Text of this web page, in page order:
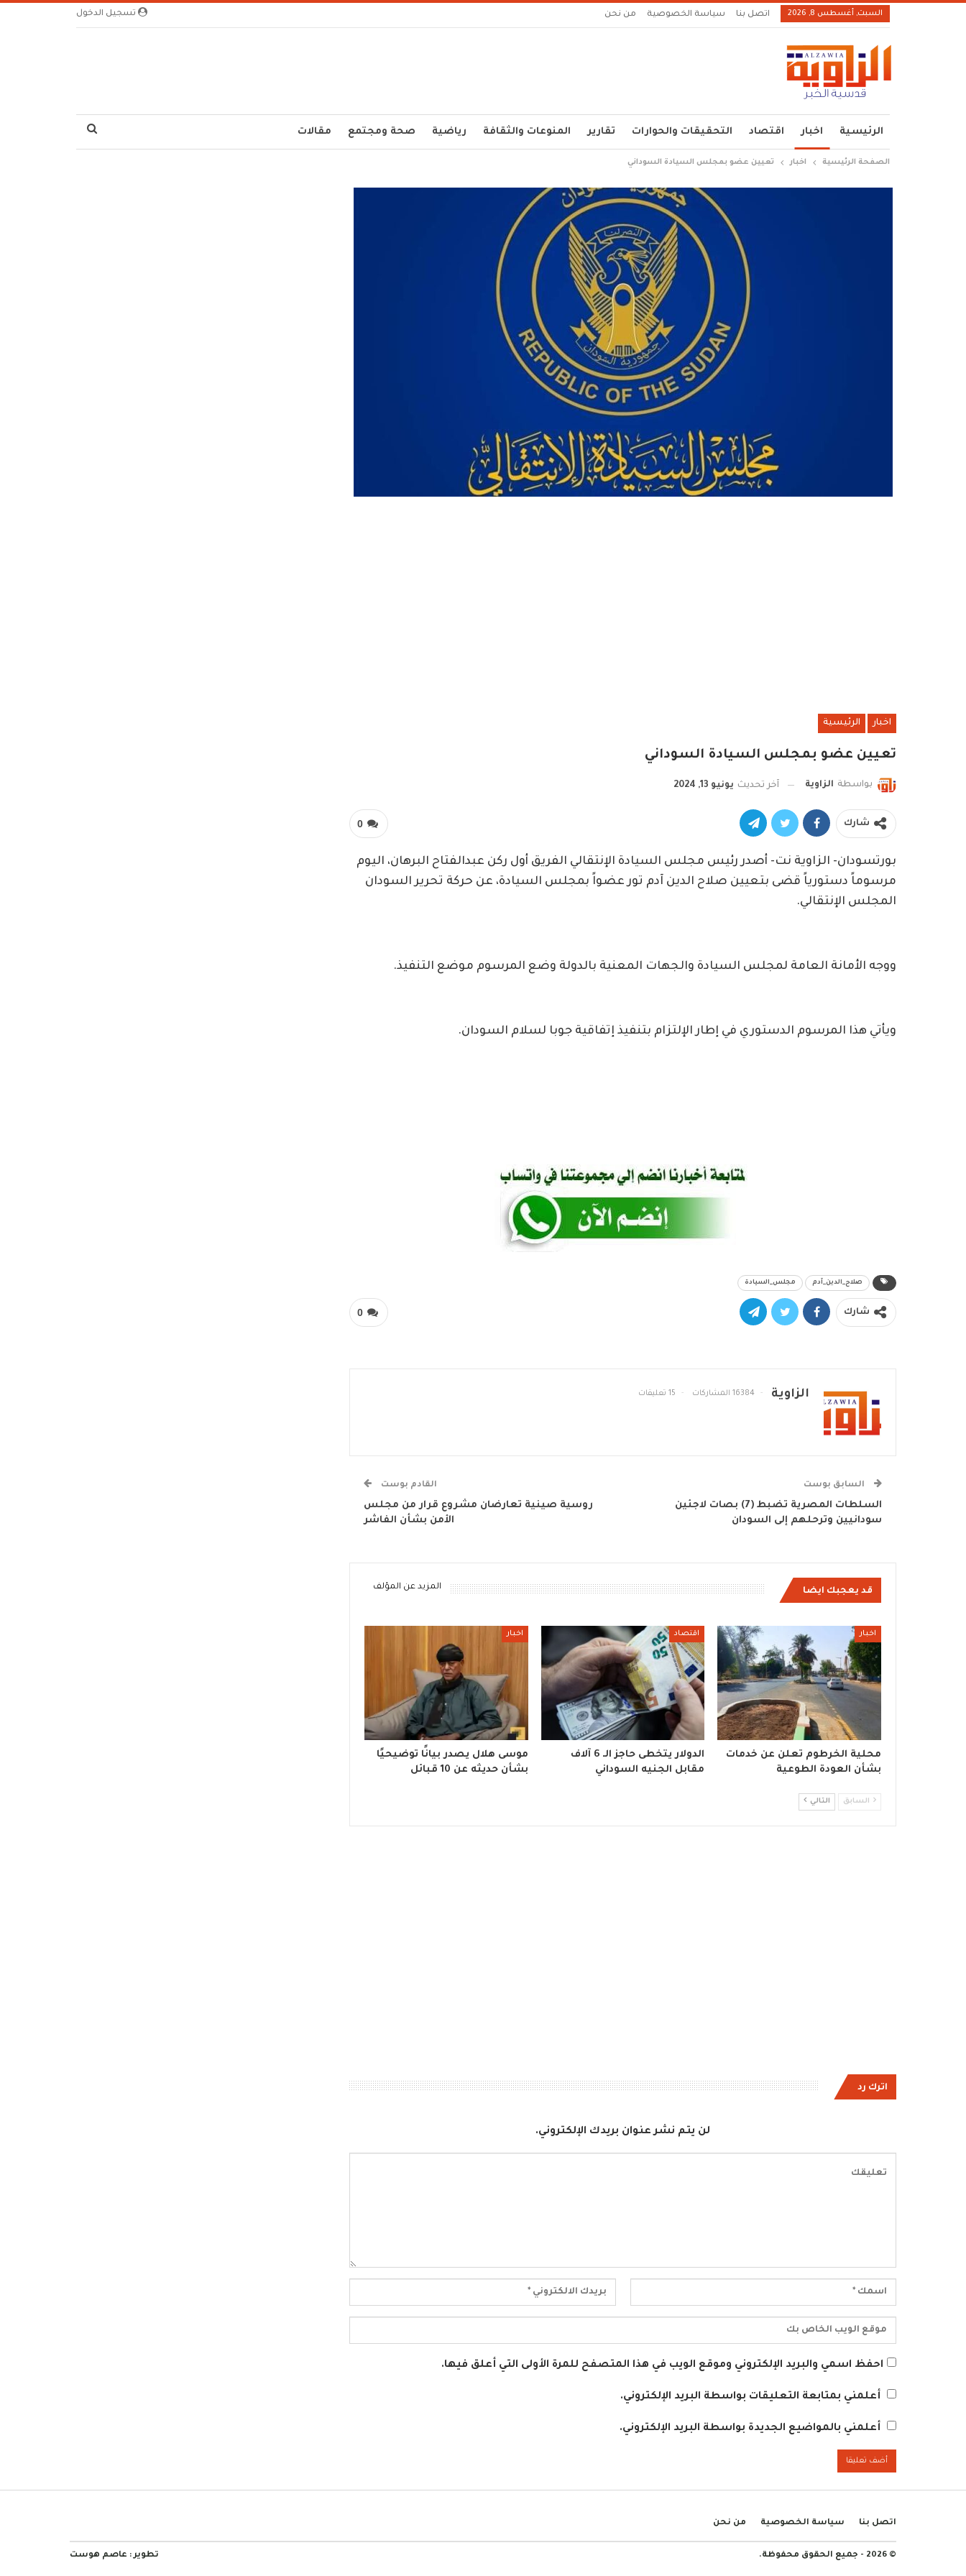
تسجيل الدخول السبت, أغسطس 8, 2026 اتصل بنا سياسة الخصوصية من نحن
الرئيسية اخبار اقتصاد التحقيقات والحوارات تقارير المنوعات والثقافة رياضية صحة ومجتمع مقالات
الصفحة الرئيسية اخبار تعيين عضو بمجلس السيادة السوداني
اخبار الرئيسية
تعيين عضو بمجلس السيادة السوداني
بواسطة الزاوية آخر تحديث يونيو 13, 2024
0 شارك
بورتسودان- الزاوية نت- أصدر رئيس مجلس السيادة الإنتقالي الفريق أول ركن عبدالفتاح البرهان، اليوم
مرسوماً دستورياً قضى بتعيين صلاح الدين آدم تور عضواً بمجلس السيادة، عن حركة تحرير السودان
المجلس الإنتقالي.
ووجه الأمانة العامة لمجلس السيادة والجهات المعنية بالدولة وضع المرسوم موضع التنفيذ.
ويأتي هذا المرسوم الدستوري في إطار الإلتزام بتنفيذ إتفاقية جوبا لسلام السودان.
صلاح_الدين_آدم مجلس_السيادة
0 شارك
الزاوية 16384 المشاركات 15 تعليقات
السابق بوست
السلطات المصرية تضبط (7) بصات لاجئين
سودانيين وترحلهم إلى السودان
القادم بوست
روسية صينية تعارضان مشروع قرار من مجلس
الأمن بشأن الفاشر
قد يعجبك ايضا المزيد عن المؤلف
اخبار
محلية الخرطوم تعلن عن خدمات
بشأن العودة الطوعية
اقتصاد
الدولار يتخطى حاجز الـ 6 آلاف
مقابل الجنيه السوداني
اخبار
موسى هلال يصدر بيانًا توضيحيًا
بشأن حديثه عن 10 قبائل
السابق التالي
اترك رد
لن يتم نشر عنوان بريدك الإلكتروني.
احفظ اسمي والبريد الإلكتروني وموقع الويب في هذا المتصفح للمرة الأولى التي أعلق فيها.
أعلمني بمتابعة التعليقات بواسطة البريد الإلكتروني.
أعلمني بالمواضيع الجديدة بواسطة البريد الإلكتروني.
اتصل بنا سياسة الخصوصية من نحن
© 2026 - جميع الحقوق محفوظة. تطوير : عاصم هوست